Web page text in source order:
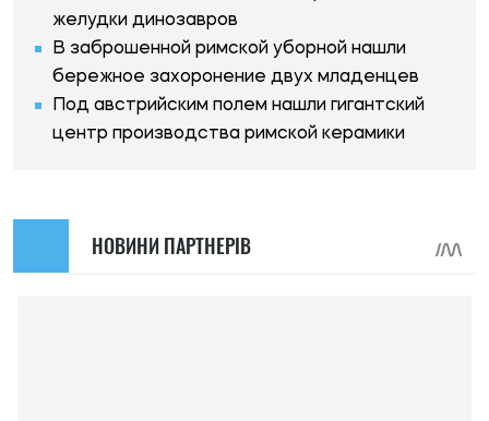
желудки динозавров
В заброшенной римской уборной нашли
бережное захоронение двух младенцев
Под австрийским полем нашли гигантский
центр производства римской керамики